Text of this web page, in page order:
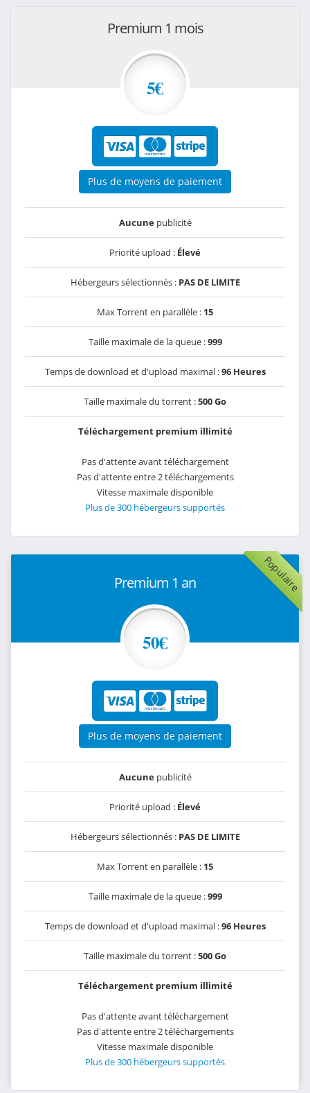
Premium 1 mois
5€
Plus de moyens de paiement
Aucunepublicité
Priorité upload : Élevé
Hébergeurs sélectionnés : PAS DE LIMITE
Max Torrent en parallèle : 15
Taille maximale de la queue :999
Temps de download et d'upload maximal :96 Heures
Taille maximale du torrent :500 Go
Téléchargement premium illimité
Pas d'attente avant téléchargement
Pas d'attente entre 2 téléchargements
Vitesse maximale disponible
Plus de 300 hébergeurs supportés
Populaire
Premium 1 an
50€
Plus de moyens de paiement
Aucunepublicité
Priorité upload : Élevé
Hébergeurs sélectionnés : PAS DE LIMITE
Max Torrent en parallèle : 15
Taille maximale de la queue :999
Temps de download et d'upload maximal :96 Heures
Taille maximale du torrent :500 Go
Téléchargement premium illimité
Pas d'attente avant téléchargement
Pas d'attente entre 2 téléchargements
Vitesse maximale disponible
Plus de 300 hébergeurs supportés